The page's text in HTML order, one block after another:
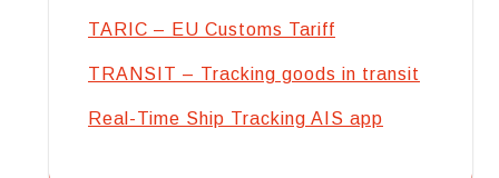
TARIC – EU Customs Tariff
TRANSIT – Tracking goods in transit
Real-Time Ship Tracking AIS app